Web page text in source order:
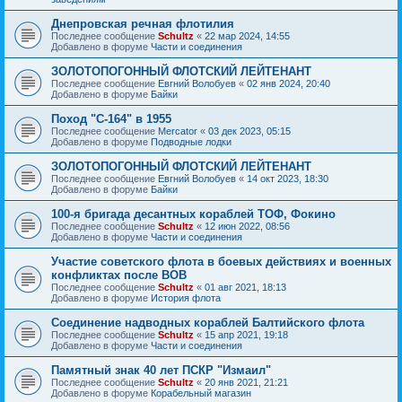
Днепровская речная флотилия
Последнее сообщение Schultz « 22 мар 2024, 14:55
Добавлено в форуме Части и соединения
ЗОЛОТОПОГОННЫЙ ФЛОТСКИЙ ЛЕЙТЕНАНТ
Последнее сообщение Евгний Волобуев « 02 янв 2024, 20:40
Добавлено в форуме Байки
Поход "С-164" в 1955
Последнее сообщение Mercator « 03 дек 2023, 05:15
Добавлено в форуме Подводные лодки
ЗОЛОТОПОГОННЫЙ ФЛОТСКИЙ ЛЕЙТЕНАНТ
Последнее сообщение Евгний Волобуев « 14 окт 2023, 18:30
Добавлено в форуме Байки
100-я бригада десантных кораблей ТОФ, Фокино
Последнее сообщение Schultz « 12 июн 2022, 08:56
Добавлено в форуме Части и соединения
Участие советского флота в боевых действиях и военных
конфликтах после ВОВ
Последнее сообщение Schultz « 01 авг 2021, 18:13
Добавлено в форуме История флота
Соединение надводных кораблей Балтийского флота
Последнее сообщение Schultz « 15 апр 2021, 19:18
Добавлено в форуме Части и соединения
Памятный знак 40 лет ПСКР "Измаил"
Последнее сообщение Schultz « 20 янв 2021, 21:21
Добавлено в форуме Корабельный магазин